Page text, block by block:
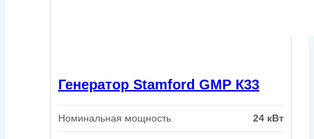
Генератор Stamford GMP К33
Номинальная мощность 24 кВт